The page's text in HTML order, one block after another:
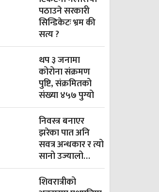
पठाउने सरकारी
सिन्डिकेटः भ्रम की
सत्य ?
थप ३ जनामा
कोरोना संक्रमण
पुष्टि, संक्रमितको
संख्या ४५७ पुग्यो
निवस्त्र बनाएर
झरेका पात अनि
सवत्र अन्धकार र त्यो
सानो उज्यालो…
शिवरात्रीको